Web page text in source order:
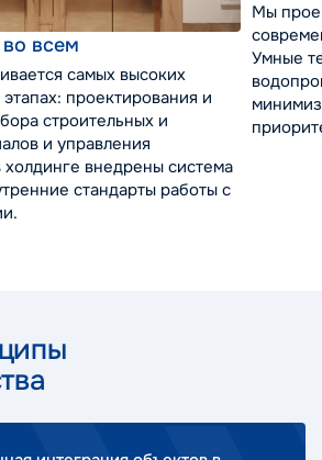
всем
самых высоких
проектирования и
строительных и
и управления
внедрены система
стандарты работы с
Мы
Умные